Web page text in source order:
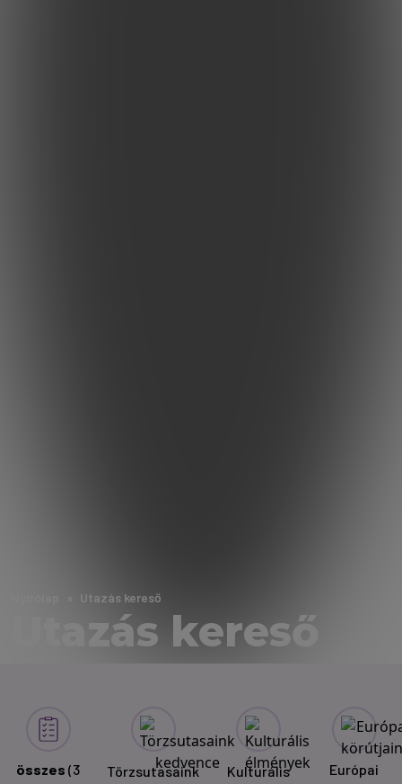
Utazás kereső
Utazás kereső
összes (3
Törzsutasaink Kulturális
Európai